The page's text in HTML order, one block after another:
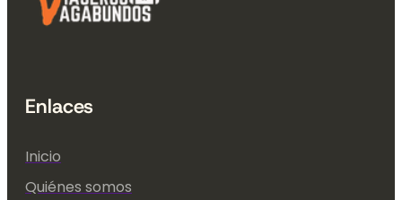
Enlaces
Inicio
Quiénes somos